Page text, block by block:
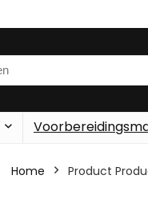
Home Product